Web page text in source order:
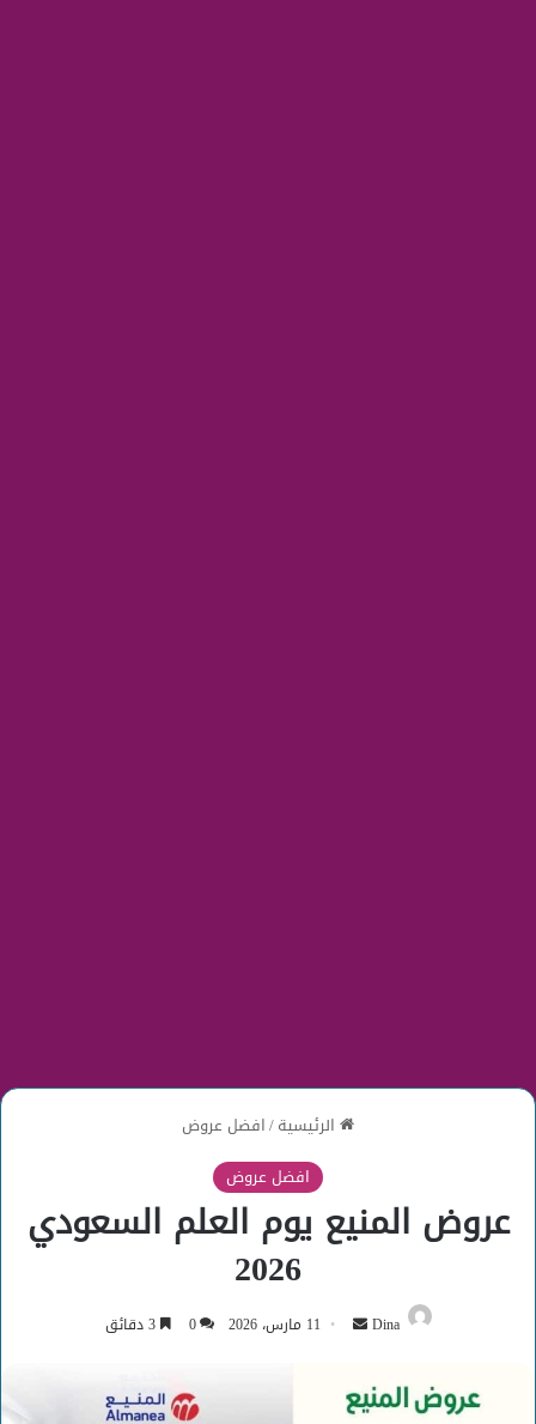
الرئيسية/افضل عروض
افضل عروض
عروض المنيع يوم العلم السعودي
2026
Dina
أرسل 11 مارس، 2026 0 3 دقائق